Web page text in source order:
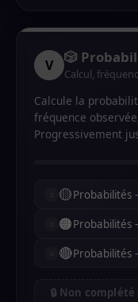
V 🎲
Calcul,
Calcule la
fréquence
Progressivement
🟡
🟠Probabilités
🔴
🔒 Non